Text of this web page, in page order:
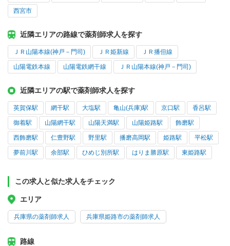
西宮市
近隣エリアの路線で薬剤師求人を探す
ＪＲ山陽本線(神戸－門司) ＪＲ姫新線 ＪＲ播但線
山陽電鉄本線 山陽電鉄網干線 ＪＲ山陽本線(神戸－門司)
近隣エリアの駅で薬剤師求人を探す
英賀保駅 網干駅 大塩駅 亀山(兵庫)駅 京口駅 香呂駅
御着駅 山陽網干駅 山陽天満駅 山陽姫路駅 飾磨駅
西飾磨駅 仁豊野駅 野里駅 播磨高岡駅 姫路駅 平松駅
夢前川駅 余部駅 ひめじ別所駅 はりま勝原駅 東姫路駅
この求人と似た求人をチェック
エリア
兵庫県の薬剤師求人 兵庫県姫路市の薬剤師求人
路線